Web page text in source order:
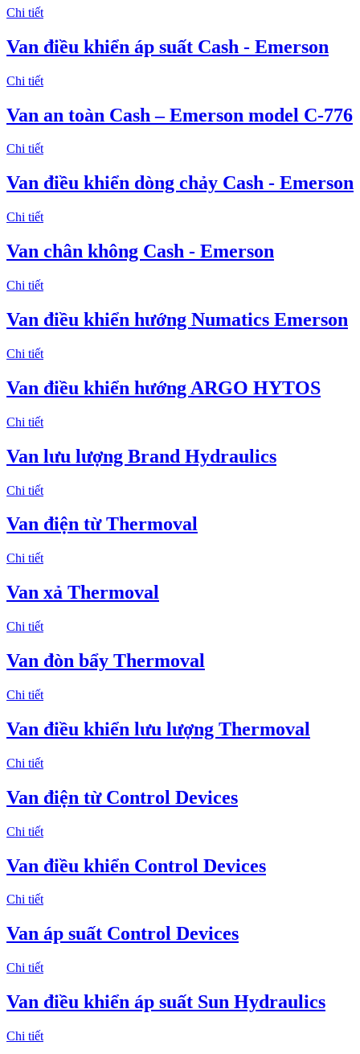
Chi tiết
Van điều khiển áp suất Cash - Emerson
Chi tiết
Van an toàn Cash – Emerson model C-776
Chi tiết
Van điều khiển dòng chảy Cash - Emerson
Chi tiết
Van chân không Cash - Emerson
Chi tiết
Van điều khiển hướng Numatics Emerson
Chi tiết
Van điều khiển hướng ARGO HYTOS
Chi tiết
Van lưu lượng Brand Hydraulics
Chi tiết
Van điện từ Thermoval
Chi tiết
Van xả Thermoval
Chi tiết
Van đòn bẩy Thermoval
Chi tiết
Van điều khiển lưu lượng Thermoval
Chi tiết
Van điện từ Control Devices
Chi tiết
Van điều khiển Control Devices
Chi tiết
Van áp suất Control Devices
Chi tiết
Van điều khiển áp suất Sun Hydraulics
Chi tiết